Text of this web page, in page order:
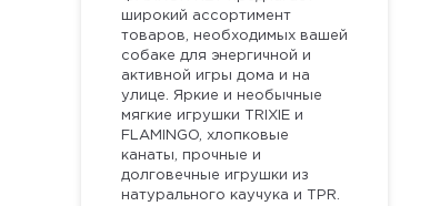
широкий ассортимент
товаров, необходимых вашей
собаке для энергичной и
активной игры дома и на
улице. Яркие и необычные
мягкие игрушки TRIXIE и
FLAMINGO, хлопковые
канаты, прочные и
долговечные игрушки из
натурального каучука и TPR.